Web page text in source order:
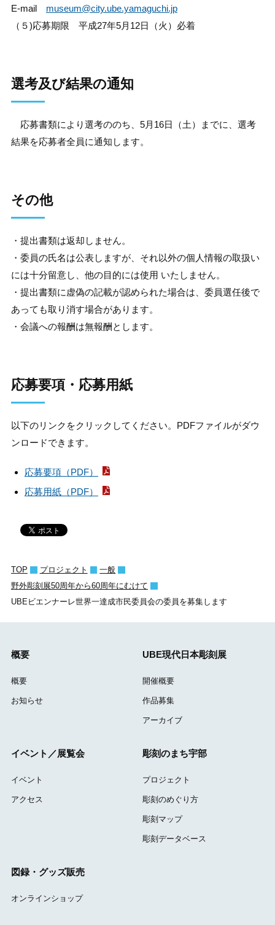
E-mail museum@city.ube.yamaguchi.jp
（５)応募期限 平成27年5月12日（火）必着
選考及び結果の通知
応募書類により選考ののち、5月16日（土）までに、選考
結果を応募者全員に通知します。
その他
・提出書類は返却しません。
・委員の氏名は公表しますが、それ以外の個人情報の取扱い
には十分留意し、他の目的には使用 いたしません。
・提出書類に虚偽の記載が認められた場合は、委員選任後で
あっても取り消す場合があります。
・会議への報酬は無報酬とします。
応募要項・応募用紙
以下のリンクをクリックしてください。PDFファイルがダウ
ンロードできます。
応募要項（PDF）
応募用紙（PDF）
TOP プロジェクト
一般
野外彫刻展50周年から60周年にむけて
UBEビエンナーレ世界一達成市民委員会の委員を募集します
概要
概要
お知らせ
UBE現代日本彫刻展
開催概要
作品募集
アーカイブ
イベント／展覧会
イベント
アクセス
彫刻のまち宇部
プロジェクト
彫刻のめぐり方
彫刻マップ
彫刻データベース
図録・グッズ販売
オンラインショップ